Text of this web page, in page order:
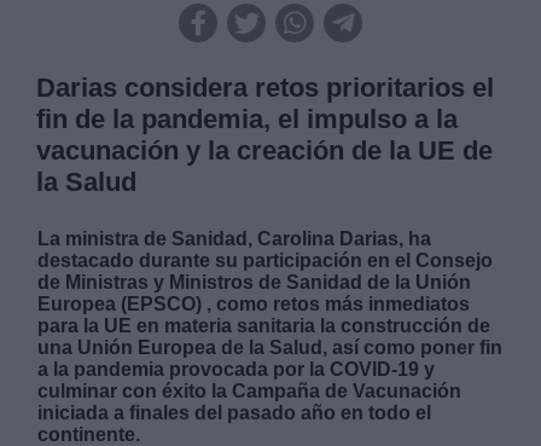
Darias considera retos prioritarios el
fin de la pandemia, el impulso a la
vacunación y la creación de la UE de
la Salud
La ministra de Sanidad, Carolina Darias, ha
destacado durante su participación en el Consejo
de Ministras y Ministros de Sanidad de la Unión
Europea (EPSCO) , como retos más inmediatos
para la UE en materia sanitaria la construcción de
una Unión Europea de la Salud, así como poner fin
a la pandemia provocada por la COVID-19 y
culminar con éxito la Campaña de Vacunación
iniciada a finales del pasado año en todo el
continente.
Legitimación:
Derechos: